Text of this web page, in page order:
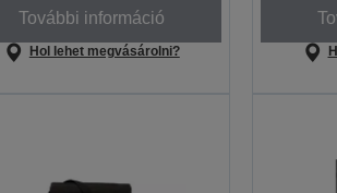
További információ
Hol lehet megvásárolni?